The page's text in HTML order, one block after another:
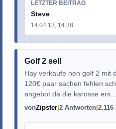
LETZTER BEITRAG
Steve
14.04.13, 14:38
Golf 2 sell
Hay verkaufe nen golf 2 mit
120€ paar sachen fehlen
angebot da die karosse ers...
vonZipster 2 Antworten